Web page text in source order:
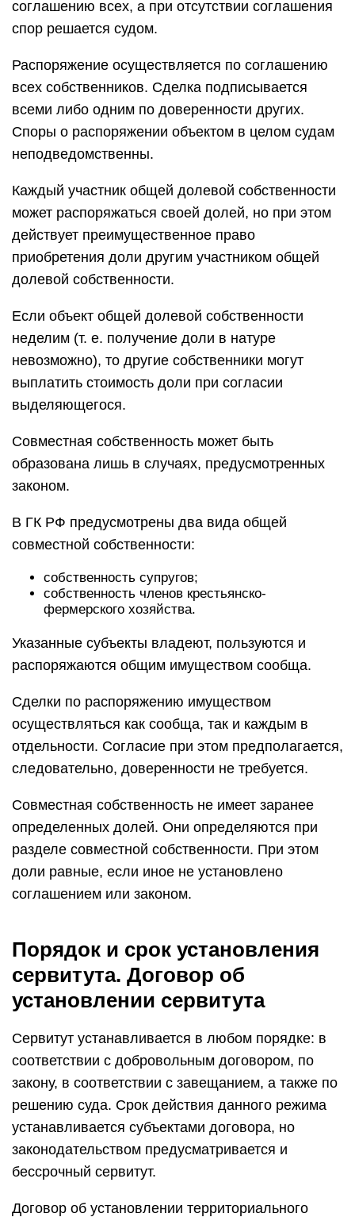
соглашению всех, а при отсутствии соглашения
спор решается судом.
Распоряжение осуществляется по соглашению
всех собственников. Сделка подписывается
всеми либо одним по доверенности других.
Споры о распоряжении объектом в целом судам
неподведомственны.
Каждый участник общей долевой собственности
может распоряжаться своей долей, но при этом
действует преимущественное право
приобретения доли другим участником общей
долевой собственности.
Если объект общей долевой собственности
неделим (т. е. получение доли в натуре
невозможно), то другие собственники могут
выплатить стоимость доли при согласии
выделяющегося.
Совместная собственность может быть
образована лишь в случаях, предусмотренных
законом.
В ГК РФ предусмотрены два вида общей
совместной собственности:
собственность супругов;
собственность членов крестьянско-
фермерского хозяйства.
Указанные субъекты владеют, пользуются и
распоряжаются общим имуществом сообща.
Сделки по распоряжению имуществом
осуществляться как сообща, так и каждым в
отдельности. Согласие при этом предполагается,
следовательно, доверенности не требуется.
Совместная собственность не имеет заранее
определенных долей. Они определяются при
разделе совместной собственности. При этом
доли равные, если иное не установлено
соглашением или законом.
Порядок и срок установления
сервитута. Договор об
установлении сервитута
Сервитут устанавливается в любом порядке: в
соответствии с добровольным договором, по
закону, в соответствии с завещанием, а также по
решению суда. Срок действия данного режима
устанавливается субъектами договора, но
законодательством предусматривается и
бессрочный сервитут.
Договор об установлении территориального